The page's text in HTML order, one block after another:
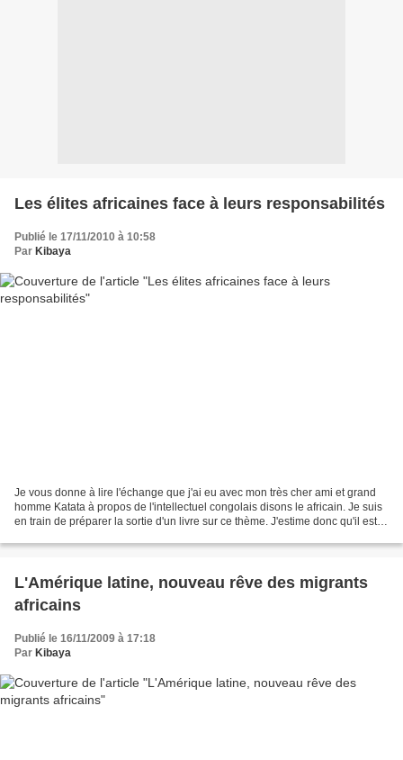
Les élites africaines face à leurs responsabilités
Publié le 17/11/2010 à 10:58
Par Kibaya
Je vous donne à lire l'échange que j'ai eu avec mon très cher ami et grand
homme Katata à propos de l'intellectuel congolais disons le africain. Je suis
en train de préparer la sortie d'un livre sur ce thème. J'estime donc qu'il est
L'Amérique latine, nouveau rêve des migrants
africains
Publié le 16/11/2009 à 17:18
Par Kibaya